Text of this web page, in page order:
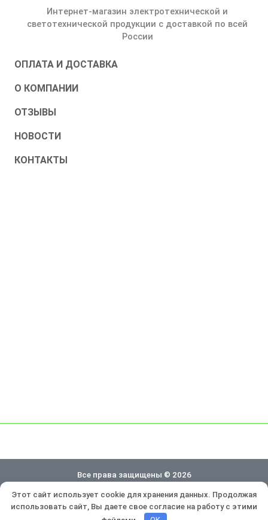
Интернет-магазин электротехнической и
светотехнической продукции с доставкой по всей
России
ОПЛАТА И ДОСТАВКА
О КОМПАНИИ
ОТЗЫВЫ
НОВОСТИ
КОНТАКТЫ
Все права защищены © 2026
Политика конфиденциальности
Этот сайт использует cookie для хранения данных. Продолжая
использовать сайт, Вы даете свое согласие на работу с этими